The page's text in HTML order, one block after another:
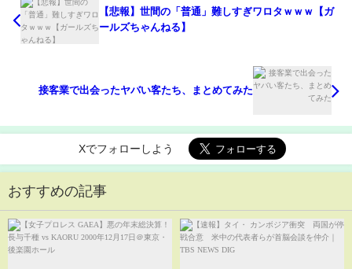
【悲報】世間の「普通」難しすぎワロタｗｗｗ【ガ
ールズちゃんねる】
接客業で出会ったヤバい客たち、まとめてみた
Xでフォローしよう
おすすめの記事